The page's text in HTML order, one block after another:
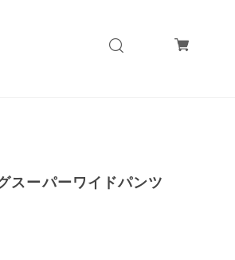
ーパーワイドパンツ